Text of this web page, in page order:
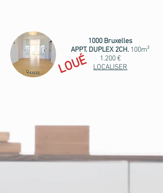
LOUÉ
1000 Bruxelles
APPT. DUPLEX 2CH. 100m²
1.200 €
LOCALISER